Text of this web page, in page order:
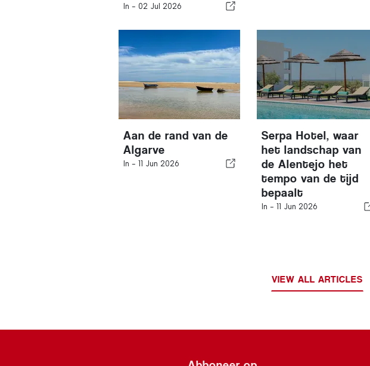
In - 02 Jul 2026
Aan de rand van de
Algarve
In -11 Jun 2026
Serpa Hotel, waar
het landschap van
de Alentejo het
tempo van de tijd
bepaalt
In -11 Jun 2026
VIEW ALL ARTICLES